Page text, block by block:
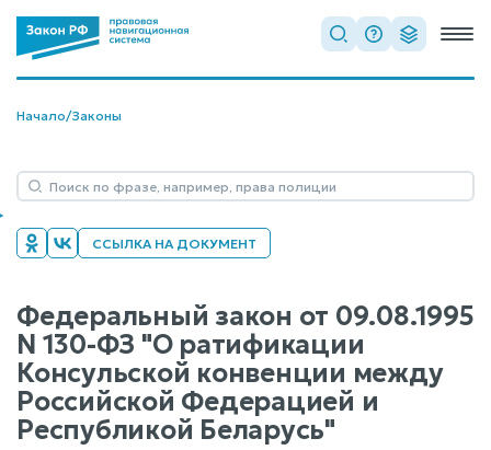
Начало/Законы
ССЫЛКА НА ДОКУМЕНТ
Федеральный закон от 09.08.1995
N 130-ФЗ "О ратификации
Консульской конвенции между
Российской Федерацией и
Республикой Беларусь"